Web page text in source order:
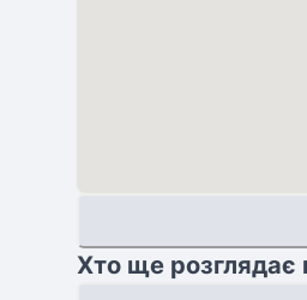
Хто ще розглядає